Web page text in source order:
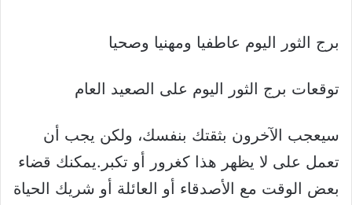
برج الثور اليوم عاطفيا ومهنيا وصحيا
توقعات برج الثور اليوم على الصعيد العام
سيعجب الآخرون بثقتك بنفسك، ولكن يجب أن
تعمل على لا يظهر هذا كغرور أو تكبر.يمكنك قضاء
بعض الوقت مع الأصدقاء أو العائلة أو شريك الحياة